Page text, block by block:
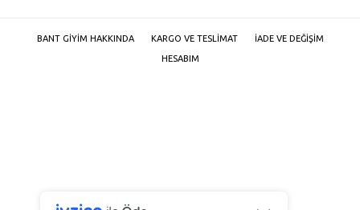
BANT GIYIM HAKKINDA KARGO VE TESLIMAT İADE VE DEĞIŞIM
HESABIM